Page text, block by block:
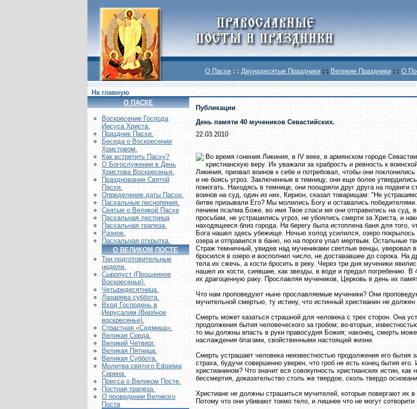
О Пасхе : : Двунадесятые Праздники : : Великие Праздники : : О
На главную
О ПАСХЕ
Воскреcение Господа
Иисуса Христа.
Праздник Пасхи.
Беседа о Воскресении
Христовом.
Как встретить Пасху?
О Богослужении в День
Христова Воскресенья.
Празднование Святой
Пасхи.
Определение даты Пасхи.
Пасхальные песнопения.
Святые о Великой Пасхе
Пасхальная лестница
Пасхальная трапеза.
Разное.
Пасхальная открытка.
О ВЕЛИКОМ ПОСТЕ
Три подготовительные
недели.
Сыропуст (Прощенное
Воскресенье).
Четыредесятница.
Лазарева суббота.
Вход Господень в
Иерусалим (Вербное
воскресенье).
Страстная «Седмица».
Великая Среда.
Великий Четверг.
Великая Пятница.
Великая Суббота.
Молитва святого Ефрема
Сирина.
Пресса о Великом Посте.
Постная трапеза.
О проведении Великого
Поста
Публикации
День памяти 40 мучеников Севастийских.
22.03.2010
Во время гонения Ликиния, в IV веке, в армянском городе
христианскую веру. Их уважали за храбрость и ревность к
Ликиния, призвал воинов к себе и потребовал, чтобы они
и не боясь угроз. Заключенные в темницу, они еще более
помогать. Находясь в темнице, они поощряли друг друга на подвиги
воинов на суд, один из них, Кирион, сказал товарищам: "Не
битве призывали Его? Мы молились Богу и оставались
пением псалма Боже, во имя Твое спаси мя они отправились на суд,
просьбам, не устрашились угроз, не убоялись смерти за Христа, и
находящееся близ города. На берегу была истоплена баня для того,
Бога нашел здесь убежище. Ночью холод усилился, озеро
озера и отправился в баню, но на пороге упал мертвым. Остальные
Страж темничный, увидев над мучениками светлые венцы, уверовал в
бросился в озеро и восполнил число, не достававшее до сорока. На
тела их сжечь, а кости бросить в реку. Через три дня мученики
нашел их кости, сиявшие, как звезды, в воде и предал погребению. В
их драгоценную раку. Прославляя мучеников, Церковь в день их
Что нам проповедуют ныне прославляемые мученики? Они
мучительной смертью, ту истину, что истинный христианин не должен
Смерть может казаться страшной для человека с трех сторон. Она
продолжения бытия человеческого за гробом; во-вторых,
то мы должны впасть в руки правосудия Божия; наконец, смерть
наслаждения благами, свойственными настоящей жизни.
Смерть устрашает человека неизвестностью продолжения его бытия
страха, будучи совершенно уверен, что гроб не есть конец бытия
христианином? Что значит вся совокупность христианских истин,
бессмертия, доказательство столь же твердое, сколь твердо
Христиане не должны страшиться мучителей, которые повергают
Потому что они убивают токмо тело, и лишнее что не могут сотворити